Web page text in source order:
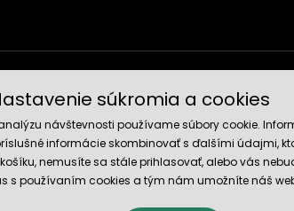
súkromia a cookies
návštevnosti používame súbory cookie.
informácie skombinovať s ďalšími údajmi,
nemusíte sa stále prihlasovať, alebo vás
s používaním cookies a tým nám umožníte náš